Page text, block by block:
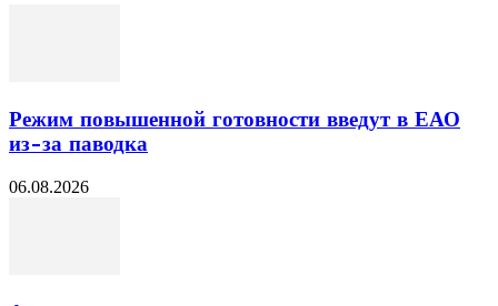
Режим повышенной готовности введут в ЕАО
из-за паводка
06.08.2026